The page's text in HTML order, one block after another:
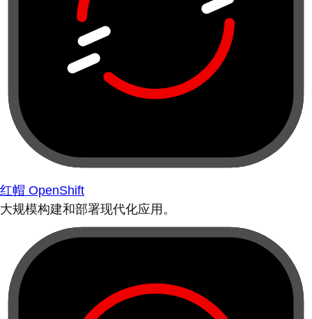
红帽 OpenShift
大规模构建和部署现代化应用。